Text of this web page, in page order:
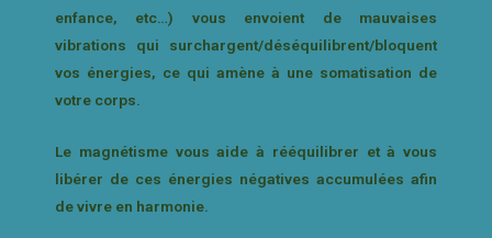
enfance, etc…) vous envoient de mauvaises
vibrations qui surchargent/déséquilibrent/bloquent
vos énergies, ce qui amène à une somatisation de
votre corps.
Le magnétisme vous aide à rééquilibrer et à vous
libérer de ces énergies négatives accumulées afin
de vivre en harmonie.